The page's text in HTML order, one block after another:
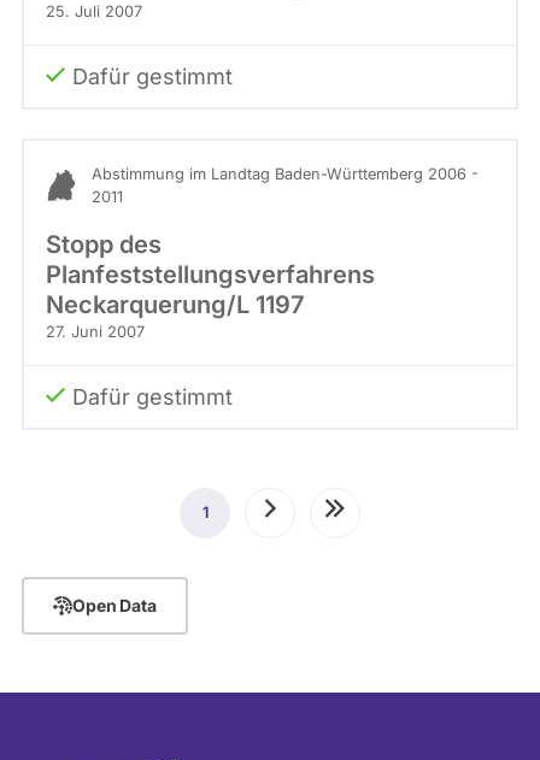
25. Juli 2007
Dafür gestimmt
Abstimmung im Landtag Baden-Württemberg 2006 -
2011
Stopp des
Planfeststellungsverfahrens
Neckarquerung/L 1197
27. Juni 2007
Dafür gestimmt
Seitennummerierung
Aktuelle
1 NächsteLetzte
Open Data